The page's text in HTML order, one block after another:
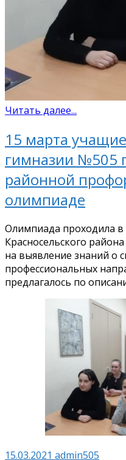
Читать далее...
15 марта
гимназии №505
районной
олимпиаде
Олимпиада проходила
Красносельского
на выявление знаний о
профессиональных
предлагалось по
15.03.2021 admin505